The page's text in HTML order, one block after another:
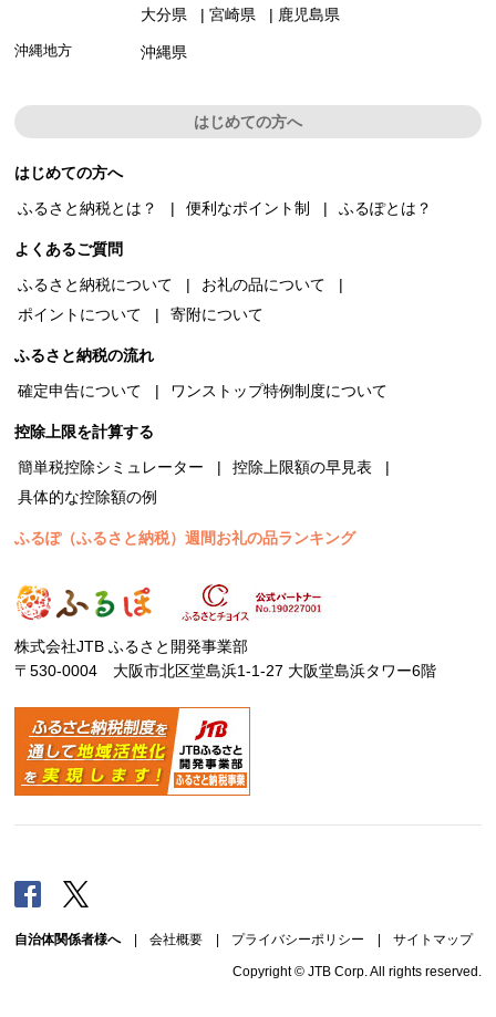
大分県
宮崎県 鹿児島県
沖縄地方 沖縄県
はじめての方へ
はじめての方へ
ふるさと納税とは？
便利なポイント制 ふるぽとは？
よくあるご質問
ふるさと納税について
お礼の品について
ポイントについて
寄附について
ふるさと納税の流れ
確定申告について
ワンストップ特例制度について
控除上限を計算する
簡単税控除シミュレーター
控除上限額の早見表
具体的な控除額の例
ふるぽ（ふるさと納税）週間お礼の品ランキング
株式会社JTB ふるさと開発事業部
〒530-0004 大阪市北区堂島浜1-1-27 大阪堂島浜タワー6階
Facebook
自治体関係者様へ| 会社概要 プライバシーポリシー サイトマップ
Copyright © JTB Corp. All rights reserved.